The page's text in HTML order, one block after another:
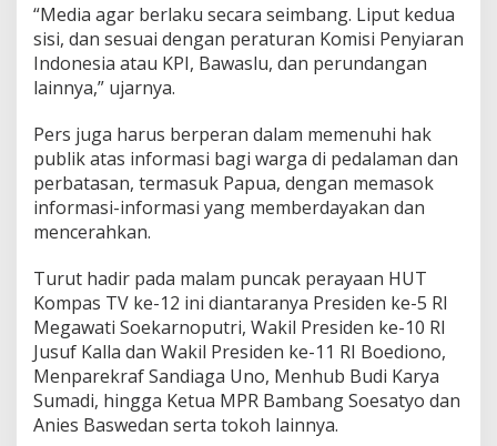
“Media agar berlaku secara seimbang. Liput kedua
sisi, dan sesuai dengan peraturan Komisi Penyiaran
Indonesia atau KPI, Bawaslu, dan perundangan
lainnya,” ujarnya.
Pers juga harus berperan dalam memenuhi hak
publik atas informasi bagi warga di pedalaman dan
perbatasan, termasuk Papua, dengan memasok
informasi-informasi yang memberdayakan dan
mencerahkan.
Turut hadir pada malam puncak perayaan HUT
Kompas TV ke-12 ini diantaranya Presiden ke-5 RI
Megawati Soekarnoputri, Wakil Presiden ke-10 RI
Jusuf Kalla dan Wakil Presiden ke-11 RI Boediono,
Menparekraf Sandiaga Uno, Menhub Budi Karya
Sumadi, hingga Ketua MPR Bambang Soesatyo dan
Anies Baswedan serta tokoh lainnya.